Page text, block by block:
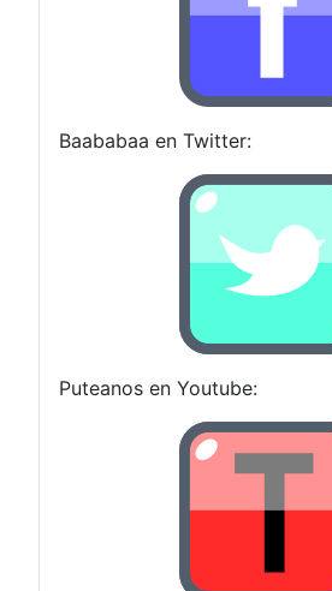
Baababaa en Twitter:
Puteanos en Youtube: